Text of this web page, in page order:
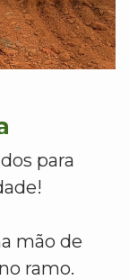
para
mão de
ramo.